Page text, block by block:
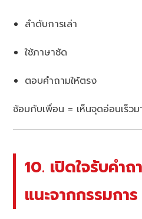
ลำดับการเล่า
ใช้ภาษาชัด
ตอบคำถามให้ตรง
ซ้อมกับเพื่อน = เห็นจุดอ่อนเร็ว
10. เปิดใจรับคำ
แนะจากกรรมการ